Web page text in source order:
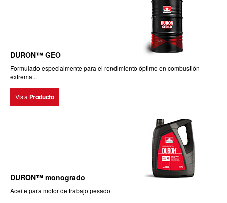
DURON™ GEO
Formulado especialmente para el rendimiento óptimo en combustión
extrema...
Vista Producto
DURON™ monogrado
Aceite para motor de trabajo pesado